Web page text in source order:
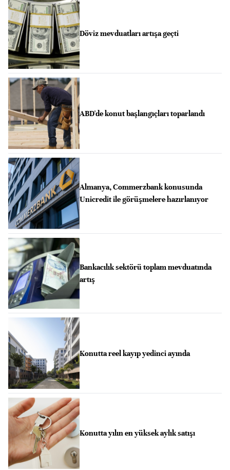
Döviz mevduatları artışa geçti
ABD'de konut başlangıçları toparlandı
Almanya, Commerzbank konusunda
Unicredit ile görüşmelere hazırlanıyor
Bankacılık sektörü toplam mevduatında
artış
Konutta reel kayıp yedinci ayında
Konutta yılın en yüksek aylık satışı